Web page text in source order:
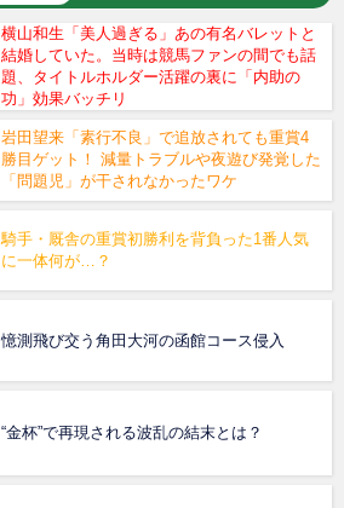
横山和生「美人過ぎる」あの有名バレットと
結婚していた。当時は競馬ファンの間でも話
題、タイトルホルダー活躍の裏に「内助の
功」効果バッチリ
岩田望来「素行不良」で追放されても重賞4
勝目ゲット！ 減量トラブルや夜遊び発覚した
「問題児」が干されなかったワケ
騎手・厩舎の重賞初勝利を背負った1番人気
に一体何が…？
憶測飛び交う角田大河の函館コース侵入
“金杯”で再現される波乱の結末とは？